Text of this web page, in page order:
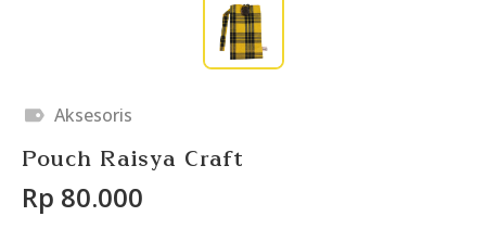
Aksesoris
Pouch Raisya Craft
Rp 80.000